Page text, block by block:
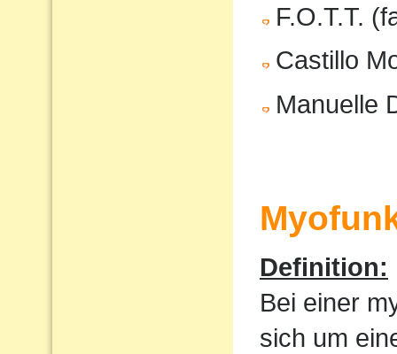
F.O.T.T.
Castillo
Manuelle
Definition:
Bei einer
sich um